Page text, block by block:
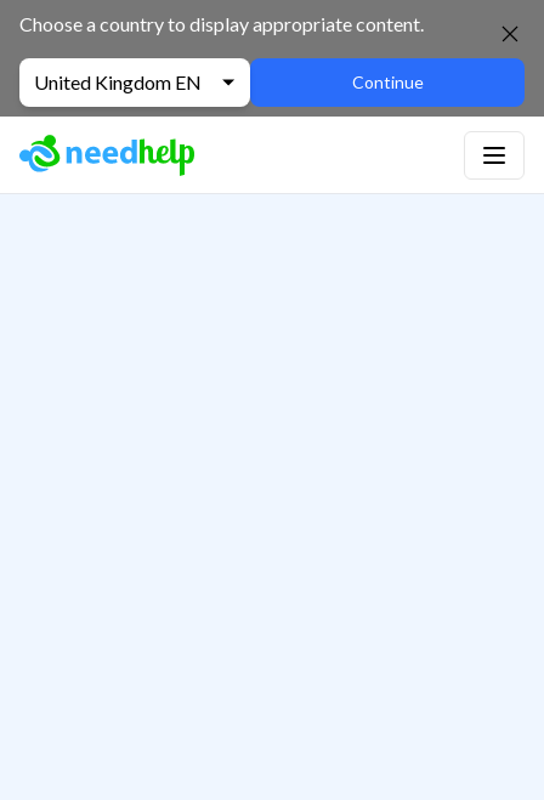
Choose a country to display appropriate content.
United Kingdom EN Continue